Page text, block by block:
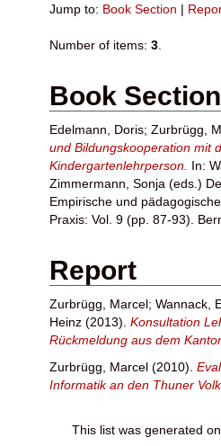
Jump to: Book Section |
Number of items: 3
Book Section
Edelmann, Doris; Zurbrügg,
und Bildungskooperation mit
Kindergartenlehrperson. In:
Zimmermann, Sonja (eds.)
Empirische und
Praxis: Vol. 9 (pp. 87-93).
Report
Zurbrügg, Marcel; Wannack,
Heinz (2013). Konsultation
Rückmeldung aus dem
Zurbrügg, Marcel (2010).
Informatik an den Thuner
This list was generated on